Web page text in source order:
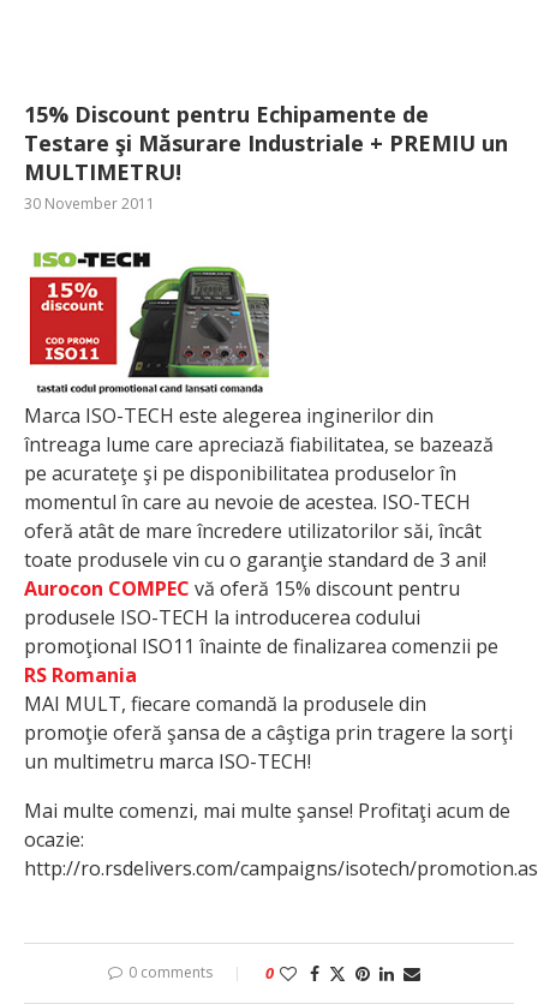
15% Discount pentru Echipamente de
Testare şi Măsurare Industriale + PREMIU un
MULTIMETRU!
30 November 2011
Marca ISO-TECH este alegerea inginerilor din
întreaga lume care apreciază fiabilitatea, se bazează
pe acurateţe şi pe disponibilitatea produselor în
momentul în care au nevoie de acestea. ISO-TECH
oferă atât de mare încredere utilizatorilor săi, încât
toate produsele vin cu o garanţie standard de 3 ani!
Aurocon COMPEC vă oferă 15% discount pentru
produsele ISO-TECH la introducerea codului
promoţional ISO11 înainte de finalizarea comenzii pe
RS Romania
MAI MULT, fiecare comandă la produsele din
promoţie oferă şansa de a câştiga prin tragere la sorţi
un multimetru marca ISO-TECH!
Mai multe comenzi, mai multe şanse! Profitaţi acum de
ocazie:
http://ro.rsdelivers.com/campaigns/isotech/
0 comments 0